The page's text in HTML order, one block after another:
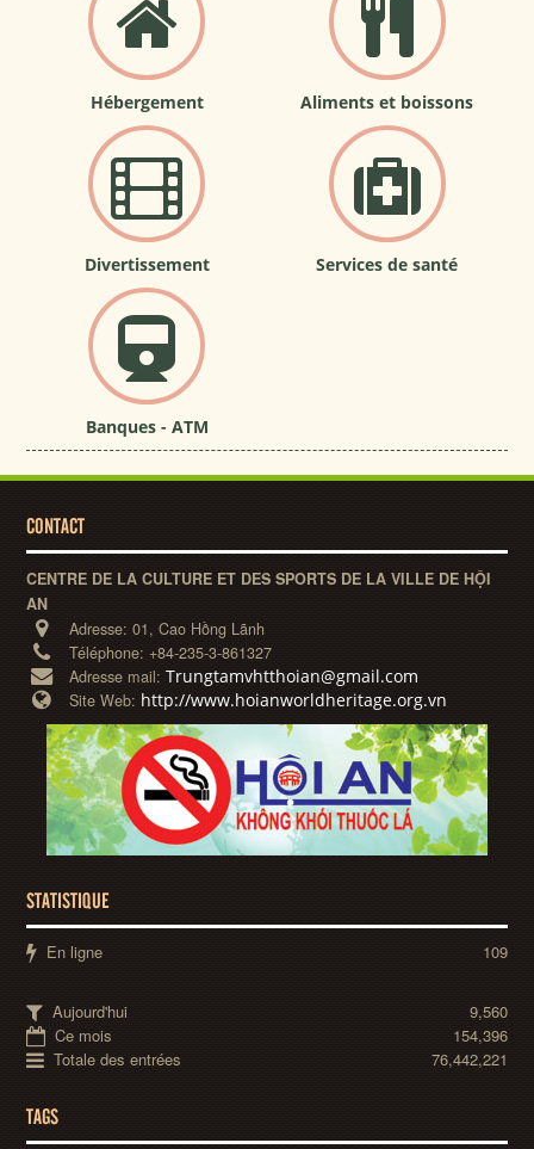
Hébergement Aliments et boissons
Divertissement Services de santé
Banques - ATM
CONTACT
CENTRE DE LA CULTURE ET DES SPORTS DE LA VILLE DE HỘI
AN
Adresse:01, Cao Hồng Lãnh
Téléphone:+84-235-3-861327
Adresse mail:Trungtamvhtthoian@gmail.com
Site Web: http://www.hoianworldheritage.org.vn
STATISTIQUE
En ligne 109
Aujourd'hui
9,560
Ce mois
154,396
Totale des entrées
76,442,221
TAGS